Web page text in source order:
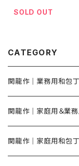
SOLD OUT
CATEGORY
関龍作｜業務用和包
関龍作｜家庭用＆業
関龍作｜家庭用和包